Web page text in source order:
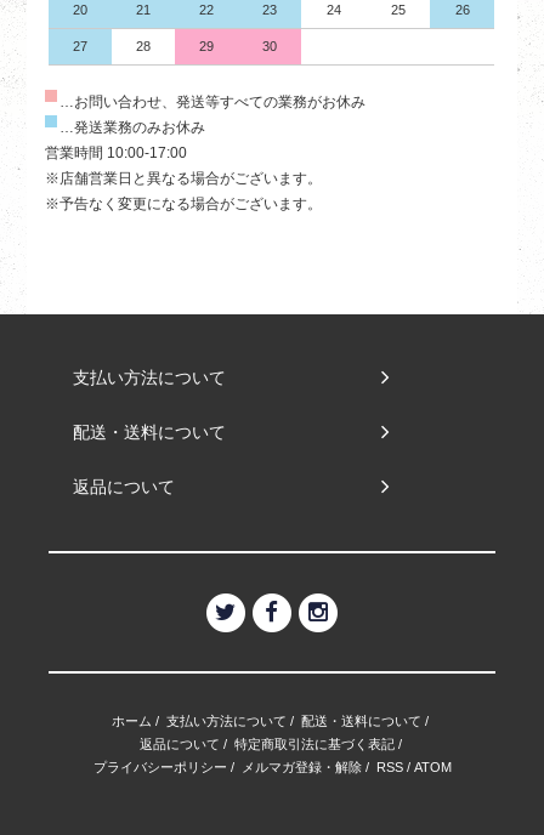
20 21 22 23 24 25 26
27 28 29 30
…お問い合わせ、発送等すべての業務がお休み
…発送業務のみお休み
営業時間 10:00-17:00
※店舗営業日と異なる場合がございます。
※予告なく変更になる場合がございます。
支払い方法について
配送・送料について
返品について
ホーム / 支払い方法について / 配送・送料について /
返品について / 特定商取引法に基づく表記/
プライバシーポリシー / メルマガ登録・解除/ RSS/ ATOM